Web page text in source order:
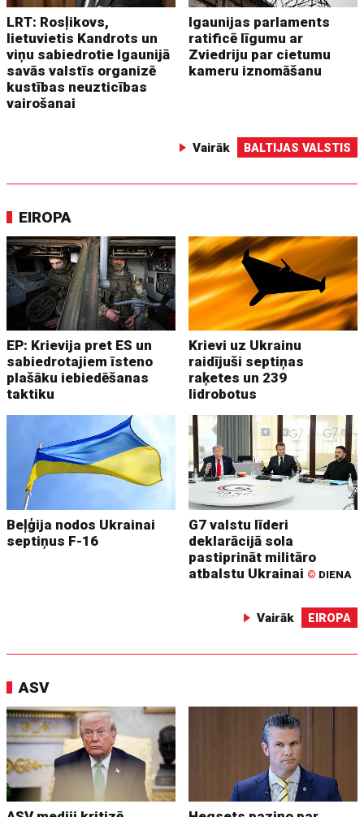
LRT: Rosļikovs,
lietuvietis Kandrots un
viņu sabiedrotie Igaunijā
savās valstīs organizē
kustības neuzticības
vairošanai
Igaunijas parlaments
ratificē līgumu ar
Zviedriju par cietumu
kameru iznomāšanu
Vairāk BALTIJAS VALSTIS
EIROPA
EP: Krievija pret ES un
sabiedrotajiem īsteno
plašāku iebiedēšanas
taktiku
Krievi uz Ukrainu
raidījuši septiņas
raķetes un 239
lidrobotus
Beļģija nodos Ukrainai
septiņus F-16
G7 valstu līderi
deklarācijā sola
pastiprināt militāro
atbalstu Ukrainai © DIENA
Vairāk EIROPA
ASV